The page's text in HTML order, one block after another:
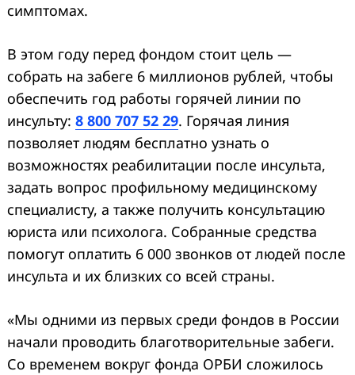
симптомах.
В этом году перед фондом стоит цель —
собрать на забеге 6 миллионов рублей, чтобы
обеспечить год работы горячей линии по
инсульту: 8 800 707 52 29. Горячая линия
позволяет людям бесплатно узнать о
возможностях реабилитации после инсульта,
задать вопрос профильному медицинскому
специалисту, а также получить консультацию
юриста или психолога. Собранные средства
помогут оплатить 6 000 звонков от людей после
инсульта и их близких со всей страны.
«Мы одними из первых среди фондов в России
начали проводить благотворительные забеги.
Со временем вокруг фонда ОРБИ сложилось